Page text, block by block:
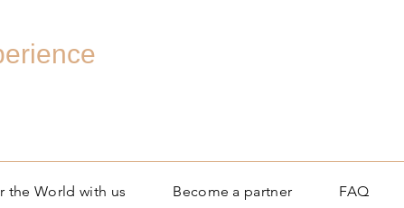
the World with us Become a partner FAQ